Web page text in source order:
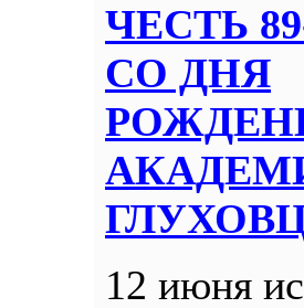
ЧЕСТЬ
СО ДНЯ
12 июня